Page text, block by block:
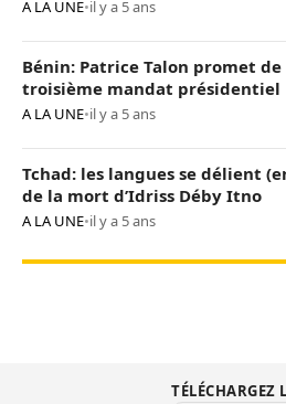
A LA UNE•il y a 5 ans
Bénin: Patrice Talon promet
troisième mandat présidentiel
A LA UNE•il y a 5 ans
Tchad: les langues se délient
de la mort d’Idriss Déby Itno
A LA UNE•il y a 5 ans
TÉLÉCHARGEZ